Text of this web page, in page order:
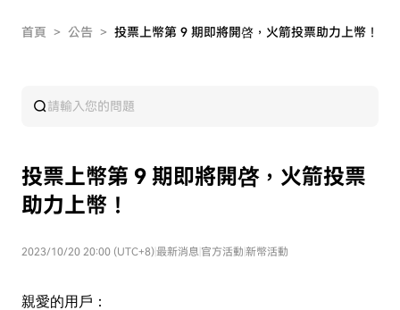
首頁 > 公告 > 投票上幣第 9 期即將開啓，火箭投票助力上幣！
投票上幣第 9 期即將開啓，火箭投票
助力上幣！
2023/10/20 20:00 (UTC+8)最新消息 官方活動 新幣活動
親愛的用戶：